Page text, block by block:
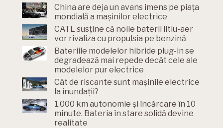
China are deja un avans imens pe piața
mondială a mașinilor electrice
CATL susține că noile baterii litiu-aer
vor rivaliza cu propulsia pe benzină
Bateriile modelelor hibride plug-in se
degradează mai repede decât cele ale
modelelor pur electrice
Cât de riscante sunt mașinile electrice
la inundații?
1.000 km autonomie și încărcare în 10
minute. Bateria în stare solidă devine
realitate